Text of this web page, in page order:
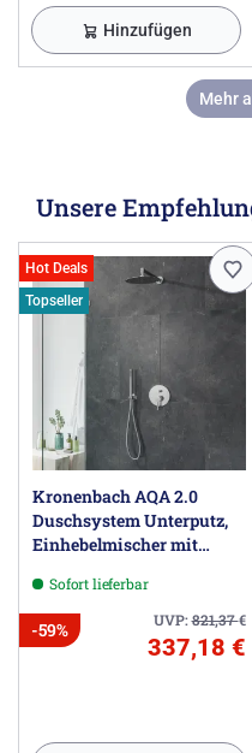
Hinzufügen
Mehr
Unsere
Hot Deals
Topseller
Kronenbach AQA 2.0
Duschsystem Unterputz,
Einhebelmischer mit
Sofort lieferbar
UVP:821,37€
-59%
337,18 €